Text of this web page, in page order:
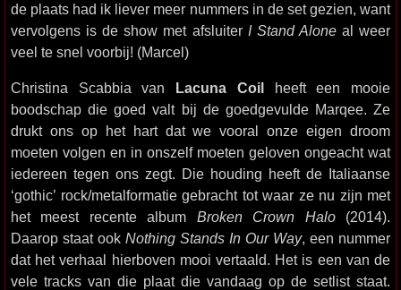
de plaats had ik liever meer nummers in de set gezien, want
vervolgens is de show met afsluiter I Stand Aloneal weer
veel te snel voorbij! (Marcel)
Christina Scabbia van Lacuna Coilheeft een mooie
boodschap die goed valt bij de goedgevulde Marqee. Ze
drukt ons op het hart dat we vooral onze eigen droom
moeten volgen en in onszelf moeten geloven ongeacht wat
iedereen tegen ons zegt. Die houding heeft de Italiaanse
‘gothic’ rock/metalformatie gebracht tot waar ze nu zijn met
het meest recente album Broken Crown Halo(2014).
Daarop staat ook Nothing Stands In Our Way, een nummer
dat het verhaal hierboven mooi vertaald. Het is een van de
vele tracks van die plaat die vandaag op de setlist staat.